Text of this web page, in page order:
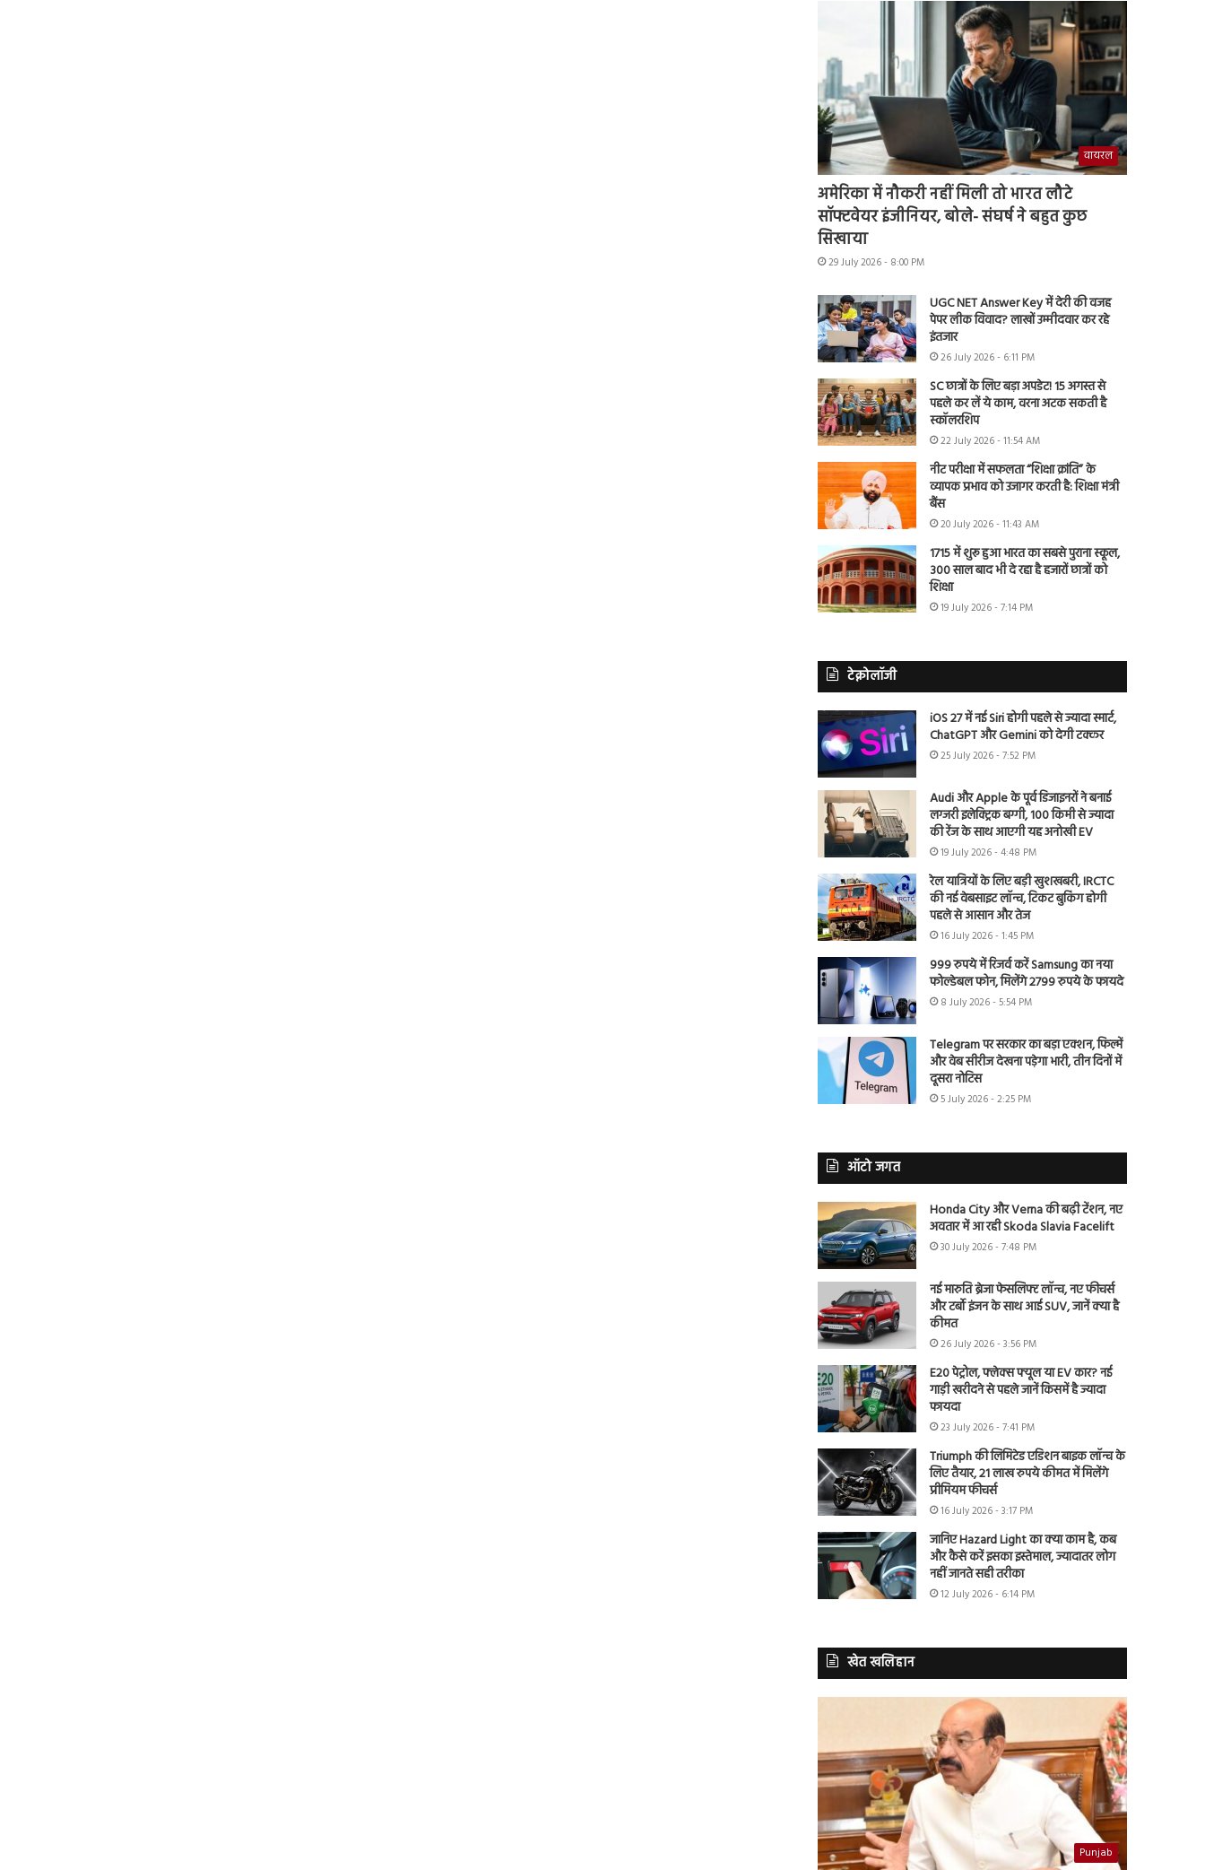
वायरल
अमेरिका में नौकरी नहीं मिली तो भारत लौटे
सॉफ्टवेयर इंजीनियर, बोले- संघर्ष ने बहुत कुछ
सिखाया
29 July 2026 - 8:00 PM
UGC NET Answer Key में देरी की वजह
पेपर लीक विवाद? लाखों उम्मीदवार कर रहे
इंतजार
26 July 2026 - 6:11 PM
SC छात्रों के लिए बड़ा अपडेट! 15 अगस्त से
पहले कर लें ये काम, वरना अटक सकती है
स्कॉलरशिप
22 July 2026 - 11:54 AM
नीट परीक्षा में सफलता “शिक्षा क्रांति” के
व्यापक प्रभाव को उजागर करती है: शिक्षा मंत्री
बैंस
20 July 2026 - 11:43 AM
1715 में शुरू हुआ भारत का सबसे पुराना स्कूल,
300 साल बाद भी दे रहा है हजारों छात्रों को
शिक्षा
19 July 2026 - 7:14 PM
टेक्नोलॉजी
iOS 27 में नई Siri होगी पहले से ज्यादा स्मार्ट,
ChatGPT और Gemini को देगी टक्कर
25 July 2026 - 7:52 PM
Audi और Apple के पूर्व डिजाइनरों ने बनाई
लग्जरी इलेक्ट्रिक बग्गी, 100 किमी से ज्यादा
की रेंज के साथ आएगी यह अनोखी EV
19 July 2026 - 4:48 PM
रेल यात्रियों के लिए बड़ी खुशखबरी, IRCTC
की नई वेबसाइट लॉन्च, टिकट बुकिंग होगी
पहले से आसान और तेज
16 July 2026 - 1:45 PM
999 रुपये में रिजर्व करें Samsung का नया
फोल्डेबल फोन, मिलेंगे 2799 रुपये के फायदे
8 July 2026 - 5:54 PM
Telegram पर सरकार का बड़ा एक्शन, फिल्में
और वेब सीरीज देखना पड़ेगा भारी, तीन दिनों में
दूसरा नोटिस
5 July 2026 - 2:25 PM
ऑटो जगत
Honda City और Verna की बढ़ी टेंशन, नए
अवतार में आ रही Skoda Slavia Facelift
30 July 2026 - 7:48 PM
नई मारुति ब्रेजा फेसलिफ्ट लॉन्च, नए फीचर्स
और टर्बो इंजन के साथ आई SUV, जानें क्या है
कीमत
26 July 2026 - 3:56 PM
E20 पेट्रोल, फ्लेक्स फ्यूल या EV कार? नई
गाड़ी खरीदने से पहले जानें किसमें है ज्यादा
फायदा
23 July 2026 - 7:41 PM
Triumph की लिमिटेड एडिशन बाइक लॉन्च के
लिए तैयार, 21 लाख रुपये कीमत में मिलेंगे
प्रीमियम फीचर्स
16 July 2026 - 3:17 PM
जानिए Hazard Light का क्या काम है, कब
और कैसे करें इसका इस्तेमाल, ज्यादातर लोग
नहीं जानते सही तरीका
12 July 2026 - 6:14 PM
खेत खलिहान
Punjab